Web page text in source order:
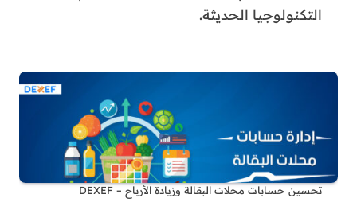
التكنولوجيا الحديثة.
تحسين حسابات محلات البقالة وزيادة الأرباح – DEXEF